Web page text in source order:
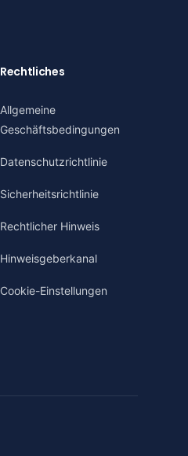
Rechtliches
Allgemeine
Geschäftsbedingungen
Datenschutzrichtlinie
Sicherheitsrichtlinie
Rechtlicher Hinweis
Hinweisgeberkanal
Cookie-Einstellungen